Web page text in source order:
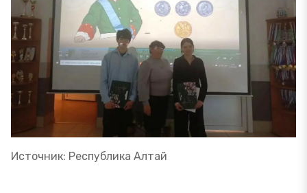
Источник: Республика Алтай